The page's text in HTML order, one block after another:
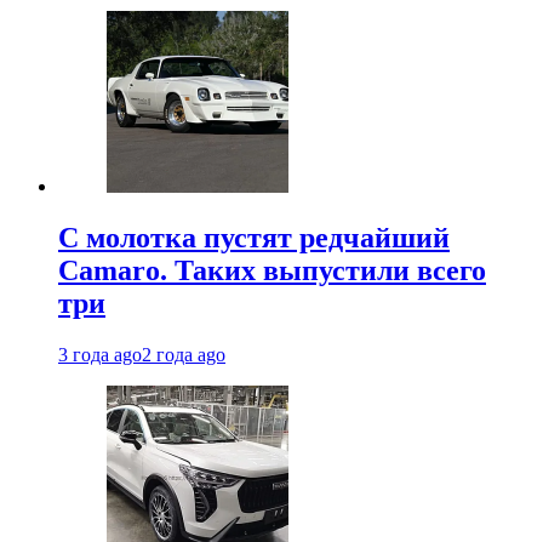
С молотка пустят редчайший
Camaro. Таких выпустили всего
три
3 года ago2 года ago